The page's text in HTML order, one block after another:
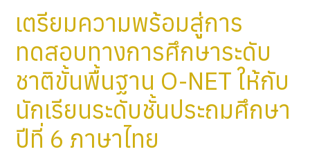
เตรียมความพร้อมสู่การ
ทดสอบทางการศึกษาระดับ
ชาติขั้นพื้นฐาน O-NET ให้กับ
นักเรียนระดับชั้นประถมศึกษา
ปีที่ 6 ภาษาไทย